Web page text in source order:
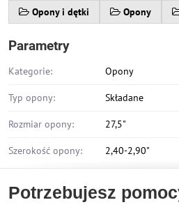
Opony i dętki Opony
Parametry
Kategorie: Opony
Typ opony: Składane
Rozmiar opony: 27,5"
Szerokość opony: 2,40-2,90"
Potrzebujesz